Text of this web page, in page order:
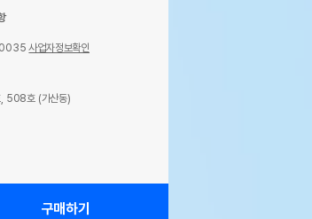
구매하기
사업자정보확인
, 508호 (가산동)